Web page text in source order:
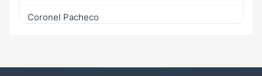
Coronel Pacheco